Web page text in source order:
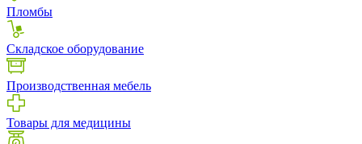
Пломбы
Складское оборудование
Производственная мебель
Товары для медицины